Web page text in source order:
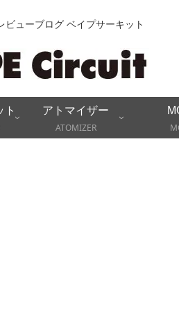
ビューブログ ベイプサーキット
ト
アトマイザー
ATOMIZER